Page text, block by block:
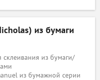
из бумаги
из бумаги/
из бумажной серии